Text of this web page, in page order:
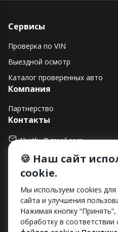
Сервисы
Проверка по VIN
Выездной осмотр
Каталог проверенных авто
Компания
Партнерство
Контакты
1histby@gmail.com
+375 (29) 182-90-00
г. Минск, ул. Макаенка, д.
Способы оплаты
🍪 Наш сайт
cookie.
Мы используем cookies
сайта и улучшения
Нажимая кнопку
обработку в соответствии